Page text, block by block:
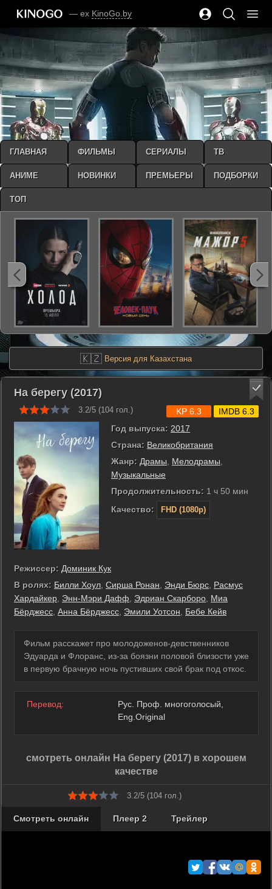
— ex KinoGo.by
🇰🇿 Версия для Казахстана
На берегу (2017)
3.2/5 (104 гол.)
Год выпуска: 2017
Страна: Великобритания
Жанр: Драмы Мелодрамы
Музыкальные
Продолжительность: 1 ч 50 мин
Качество:
FHD (1080p)
KP 6.3 IMDB 6.3
Режиссер: Доминик Кук
В ролях: Билли Хоул Сирша Ронан Энди Бюрс Расмус
Хардайкер Энн-Мэри Дафф Эдриан Скарборо Миа
Бёрджесс Анна Бёрджесс Эмили Уотсон Бебе Кейв
Фильм расскажет про молодоженов-девственников
Эдуарда и Флоранс, из-за боязни половой близости уже
в первую брачную ночь пустивших свой брак под откос.
Перевод:
Рус. Проф. многоголосый,
Eng.Original
смотреть онлайн На берегу (2017) в хорошем
качестве
3.2/5 (104гол.)
Смотреть онлайн Плеер 2 Трейлер
ГЛАВНАЯ ФИЛЬМЫ СЕРИАЛЫ ТВ
АНИМЕ НОВИНКИ ПРЕМЬЕРЫ ПОДБОРКИ
ТОП